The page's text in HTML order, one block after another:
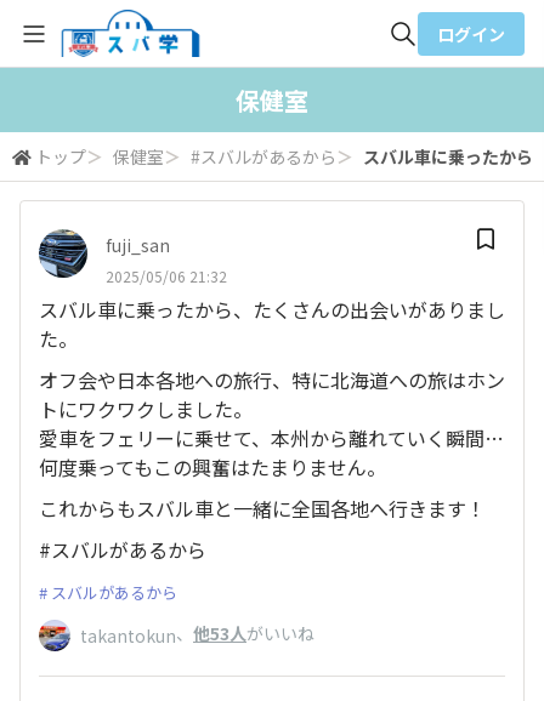
検索
ログイン
保健室
トップ＞ 保健室＞ #スバルがあるから ＞ スバル車に乗ったから
fuji_san
2025/05/06 21:32
スバル車に乗ったから、たくさんの出会いがありまし
た。
オフ会や日本各地への旅行、特に北海道への旅はホン
トにワクワクしました。
愛車をフェリーに乗せて、本州から離れていく瞬間…
何度乗ってもこの興奮はたまりません。
これからもスバル車と一緒に全国各地へ行きます！
#スバルがあるから
スバルがあるから
takantokun、 他53人がいいね